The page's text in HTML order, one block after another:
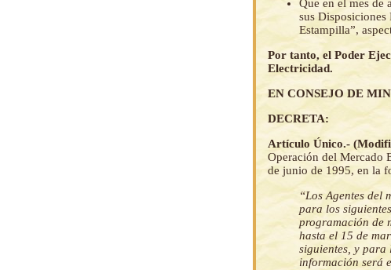
Que en el mes de
sus Disposiciones
Estampilla”,
Por tanto, el Poder
Electricidad.
EN CONSEJO DE
DECRETA:
Artículo Único.-
Operación del Mercado
de junio de 1995, en la
“Los Agentes del
para los
programación de
hasta el 15 de
siguientes, y para
información será